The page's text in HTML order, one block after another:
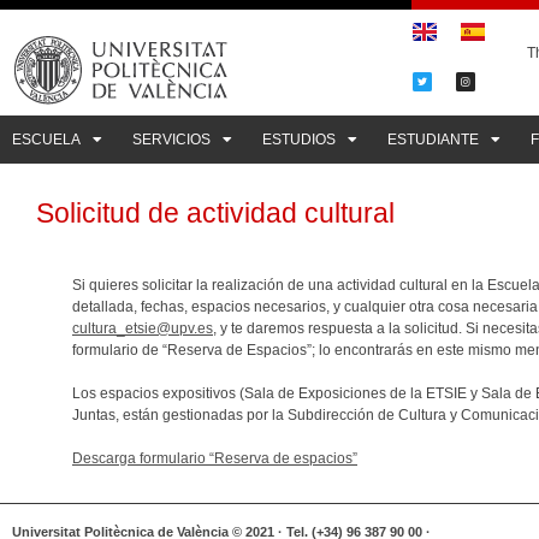
ESCUELA SERVICIOS ESTUDIOS ESTUDIANTE
Solicitud de actividad cultural
Si quieres solicitar la realización de una actividad cultural en la
detallada, fechas, espacios necesarios, y cualquier otra cosa
cultura_etsie@upv.es, y te daremos respuesta a la solicitud. Si
formulario de “Reserva de Espacios”; lo encontrarás en este mismo
Los espacios expositivos (Sala de Exposiciones de la ETSIE y Sala
Juntas, están gestionadas por la Subdirección de Cultura y
Descarga formulario “Reserva de espacios”
Universitat Politècnica de València © 2021 · Tel. (+34) 96 387 90 00 ·